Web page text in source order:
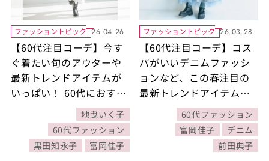
ファッショントピック 26.04.26
【60代注目コーデ】今す
ぐ着たい旬のアウターや
最新トレンドアイテムが
いっぱい！ 60代におすす
め！春のお手本コーデ人
気BEST5【『素敵なあの
人』2026年4月号】
地曳いく子
60代ファッション
黒田知永子
富岡佳子
ファッショントピック 26.03.28
【60代注目コーデ】コス
パがいいデニムファッシ
ョンなど、この春注目の
最新トレンドアイテムが
いっぱい！ 60代におすす
め！春先のお手本コーデ
人気BEST5【『素敵なあ
の人』2026年3月号】
60代ファッション
富岡佳子
デニム
前田典子